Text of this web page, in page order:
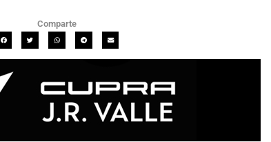
Comparte